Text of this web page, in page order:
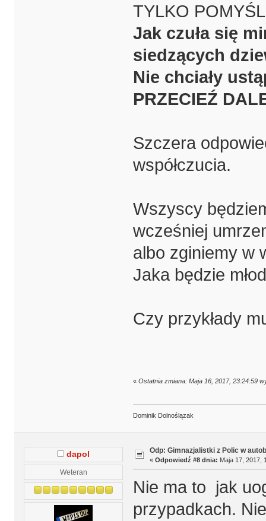
TYLKO
Jak czuła się
siedzących
Nie chciały
PRZECIEŹ
Szczera
współczucia.
Wszyscy
wcześniej
albo zginiemy w
Jaka będzie
Czy przykłady
« Ostatnia zmiana: Maja 16, 2017, 23:24:59
Dominik Dolnoślązak
dapol
Weteran
Odp: Gimnazjalistki z Polic w
« Odpowiedź #8 dnia: Maja 17, 2017,
Nie ma to jak
przypadkach.